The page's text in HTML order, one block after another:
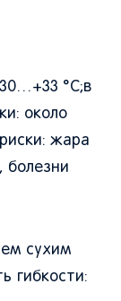
°C;в
около
жара
болезни
сухим
гибкости: